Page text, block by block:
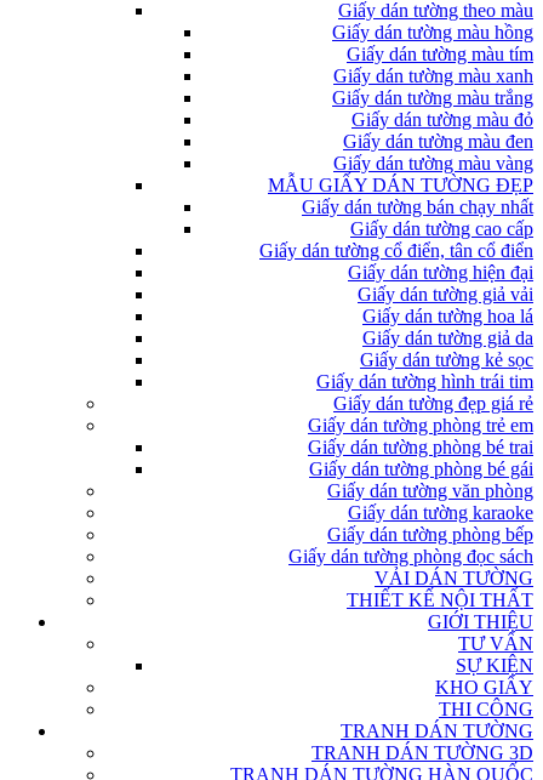
Giấy dán tường theo màu
Giấy dán tường màu hồng
Giấy dán tường màu tím
Giấy dán tường màu xanh
Giấy dán tường màu trắng
Giấy dán tường màu đỏ
Giấy dán tường màu đen
Giấy dán tường màu vàng
MẪU GIẤY DÁN TƯỜNG ĐẸP
Giấy dán tường bán chạy nhất
Giấy dán tường cao cấp
Giấy dán tường cổ điển, tân cổ điển
Giấy dán tường hiện đại
Giấy dán tường giả vải
Giấy dán tường hoa lá
Giấy dán tường giả da
Giấy dán tường kẻ sọc
Giấy dán tường hình trái tim
Giấy dán tường đẹp giá rẻ
Giấy dán tường phòng trẻ em
Giấy dán tường phòng bé trai
Giấy dán tường phòng bé gái
Giấy dán tường văn phòng
Giấy dán tường karaoke
Giấy dán tường phòng bếp
Giấy dán tường phòng đọc sách
VẢI DÁN TƯỜNG
THIẾT KẾ NỘI THẤT
GIỚI THIỆU
TƯ VẤN
SỰ KIỆN
KHO GIẤY
THI CÔNG
TRANH DÁN TƯỜNG
TRANH DÁN TƯỜNG 3D
TRANH DÁN TƯỜNG HÀN QUỐC